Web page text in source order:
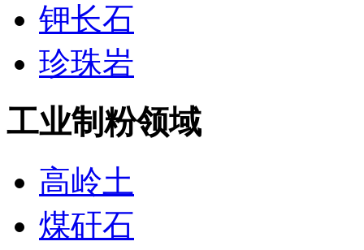
钾长石
珍珠岩
工业制粉领域
高岭土
煤矸石